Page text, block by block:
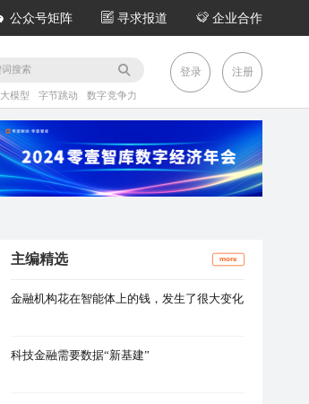
公众号矩阵 寻求报道 企业合作
大模型 字节跳动 数字竞争力
登录 注册
主编精选 more
金融机构花在智能体上的钱，发生了很大变化
科技金融需要数据“新基建”